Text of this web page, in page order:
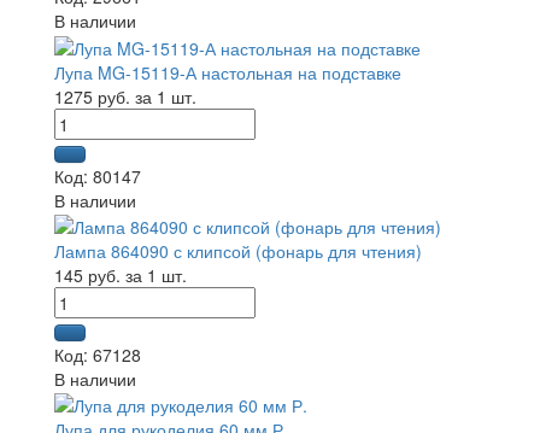
В наличии
Лупа MG-15119-А настольная на подставке
1275 руб. за 1 шт.
Код: 80147
В наличии
Лампа 864090 с клипсой (фонарь для чтения)
145 руб. за 1 шт.
Код: 67128
В наличии